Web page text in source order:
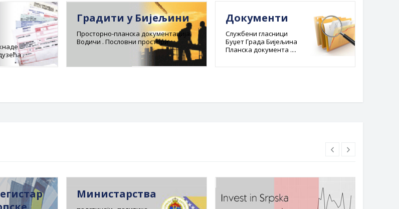
.
Градити у Бијељини
Просторно-планска документација.
Водичи . Пословни простори
Документи
Службени гласници
Буџет Града Бијељина
Планска документа ....
Министарства